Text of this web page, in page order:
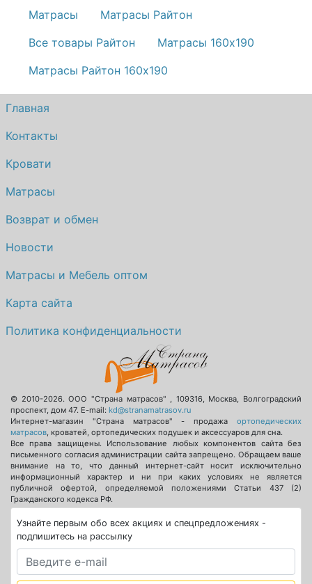
Матрасы
Матрасы Райтон
Все товары Райтон
Матрасы 160х190
Матрасы Райтон 160х190
Главная
Контакты
Кровати
Матрасы
Возврат и обмен
Новости
Матрасы и Мебель оптом
Карта сайта
Политика конфиденциальности
© 2010-2026.ООО "Страна матрасов" 109316, Москва
Волгоградский
проспект, дом 47. E-mail: kd@stranamatrasov.ru
Интернет-магазин "Страна матрасов" - продажа ортопедических
матрасов , кроватей, ортопедических подушек и аксессуаров для сна.
Все права защищены. Использование любых компонентов сайта без
письменного согласия администрации сайта запрещено. Обращаем ваше
внимание на то, что данный интернет-сайт носит исключительно
информационный характер и ни при каких условиях не является
публичной офертой, определяемой положениями Статьи 437 (2)
Гражданского кодекса РФ.
Узнайте первым обо всех акциях и спецпредложениях -
подпишитесь на рассылку